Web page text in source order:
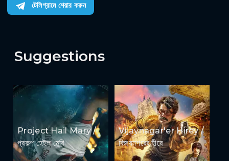
টেলিগ্রামে শেয়ার করুন
Suggestions
Project Hail Mary /
প্রকল্প হেইল মেরি
Vijaynagar'er Hirey /
বিজয়নগরের হীরে